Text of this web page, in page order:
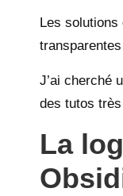
Les
J’ai cherché
des tutos
La